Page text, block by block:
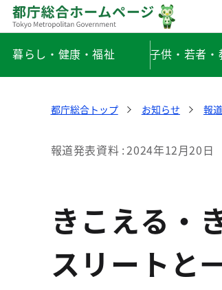
暮らし・健康・福祉 子供・若者
都庁総合トップ お知らせ 報
報道発表資料 2024年12月20日
きこえる・
スリートと